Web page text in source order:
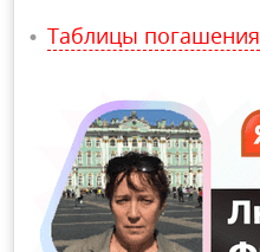
Таблицы погашения